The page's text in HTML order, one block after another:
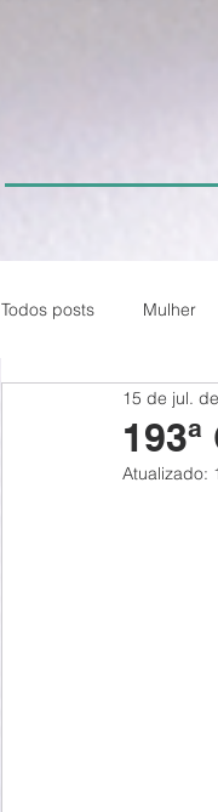
Todos posts Mulher
Paz em Tempo de
15 de jul.
Atualizado: